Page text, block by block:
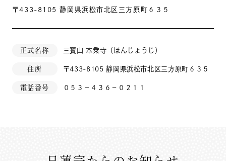
〒433-8105 静岡県浜松市北区三方原町６３５
正式名称 三寶山 本乗寺（ほんじょうじ）
住所 〒433-8105 静岡県浜松市北区三方原町６３５
電話番号 ０５３－４３６－０２１１